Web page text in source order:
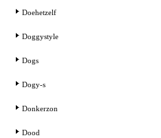
Doehetzelf
Doggystyle
Dogs
Dogy-s
Donkerzon
Dood